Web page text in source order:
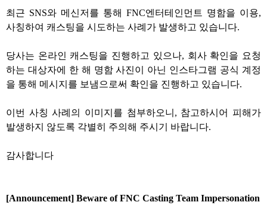
최근 SNS와 메신저를 통해 FNC엔터테인먼트 명함을 이용,
사칭하여 캐스팅을 시도하는 사례가 발생하고 있습니다.
당사는 온라인 캐스팅을 진행하고 있으나, 회사 확인을 요청
하는 대상자에 한 해 명함 사진이 아닌 인스타그램 공식 계정
을 통해 메시지를 보냄으로써 확인을 진행하고 있습니다.
이번 사칭 사례의 이미지를 첨부하오니, 참고하시어 피해가
발생하지 않도록 각별히 주의해 주시기 바랍니다.
감사합니다
[Announcement] Beware of FNC Casting Team Impersonation